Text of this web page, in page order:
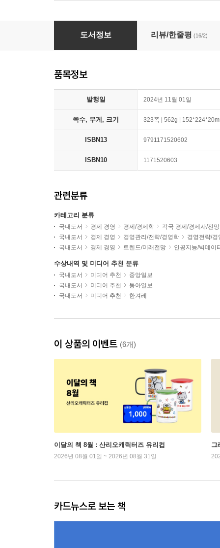
AI 코리아 2025
도서정보 리뷰/한줄평 (16/2)
품목정보
발행일 2024년 11월 01일
쪽수, 무게, 크기 323쪽 | 562g |
ISBN13 9791171520602
ISBN10 1171520603
관련분류
카테고리 분류
국내도서 경제 경영 경제/경제학
각국 경제/경제사/전망
국내도서
경제 경영 경영관리/전략/경영학
경영전략/경
국내도서
경제 경영 트렌드/미래전망 인공지능/빅데이
수상내역 및 미디어 추천 분류
국내도서 미디어 추천
중앙일보
국내도서
미디어 추천
동아일보
국내도서
미디어 추천 한겨레
이 상품의 이벤트 (6개)
이달의 책 8월 : 산리오캐릭터즈 유리컵
2026년 08월 01일 ~ 2026년 08월 31일
그
카드뉴스로 보는 책